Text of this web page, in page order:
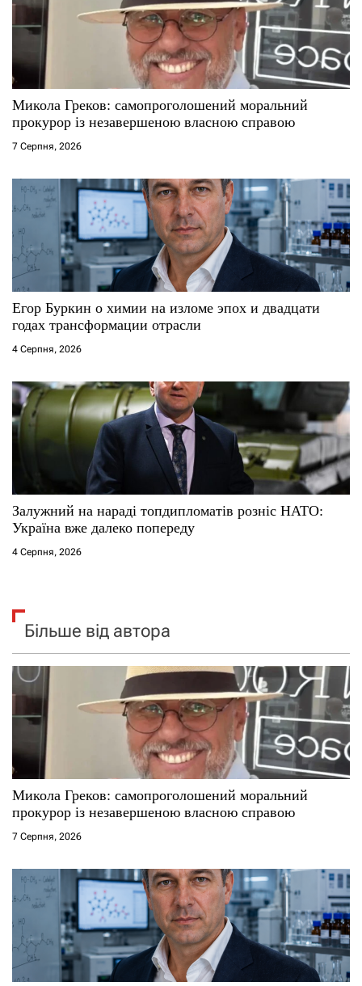
и
с
і
в
Микола Греков: самопроголошений моральний
прокурор із незавершеною власною справою
7 Серпня, 2026
Егор Буркин о химии на изломе эпох и двадцати
годах трансформации отрасли
4 Серпня, 2026
Залужний на нараді топдипломатів розніс НАТО:
Україна вже далеко попереду
4 Серпня, 2026
Більше від автора
Микола Греков: самопроголошений моральний
прокурор із незавершеною власною справою
7 Серпня, 2026